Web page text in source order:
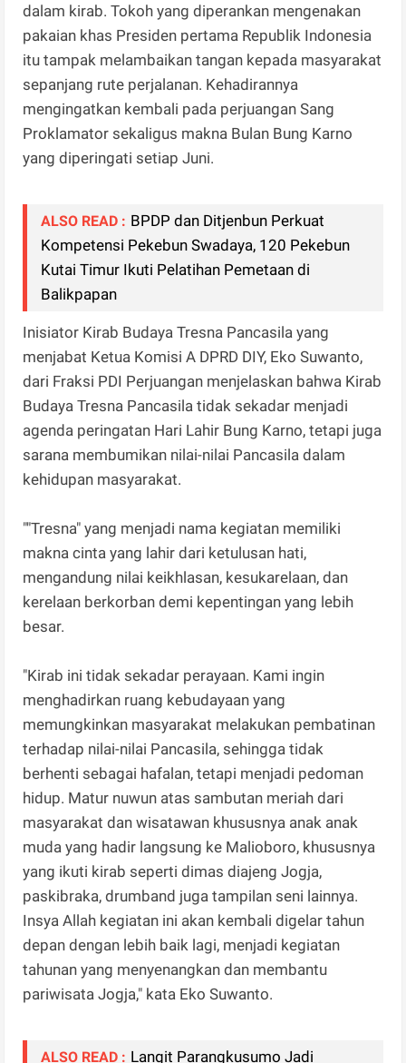
dalam kirab. Tokoh yang diperankan mengenakan
pakaian khas Presiden pertama Republik Indonesia
itu tampak melambaikan tangan kepada masyarakat
sepanjang rute perjalanan. Kehadirannya
mengingatkan kembali pada perjuangan Sang
Proklamator sekaligus makna Bulan Bung Karno
yang diperingati setiap Juni.
ALSO READ : BPDP dan Ditjenbun Perkuat
Kompetensi Pekebun Swadaya, 120 Pekebun
Kutai Timur Ikuti Pelatihan Pemetaan di
Balikpapan
Inisiator Kirab Budaya Tresna Pancasila yang
menjabat Ketua Komisi A DPRD DIY, Eko Suwanto,
dari Fraksi PDI Perjuangan menjelaskan bahwa Kirab
Budaya Tresna Pancasila tidak sekadar menjadi
agenda peringatan Hari Lahir Bung Karno, tetapi juga
sarana membumikan nilai-nilai Pancasila dalam
kehidupan masyarakat.
""Tresna" yang menjadi nama kegiatan memiliki
makna cinta yang lahir dari ketulusan hati,
mengandung nilai keikhlasan, kesukarelaan, dan
kerelaan berkorban demi kepentingan yang lebih
besar.
"Kirab ini tidak sekadar perayaan. Kami ingin
menghadirkan ruang kebudayaan yang
memungkinkan masyarakat melakukan pembatinan
terhadap nilai-nilai Pancasila, sehingga tidak
berhenti sebagai hafalan, tetapi menjadi pedoman
hidup. Matur nuwun atas sambutan meriah dari
masyarakat dan wisatawan khususnya anak anak
muda yang hadir langsung ke Malioboro, khususnya
yang ikuti kirab seperti dimas diajeng Jogja,
paskibraka, drumband juga tampilan seni lainnya.
Insya Allah kegiatan ini akan kembali digelar tahun
depan dengan lebih baik lagi, menjadi kegiatan
tahunan yang menyenangkan dan membantu
pariwisata Jogja," kata Eko Suwanto.
ALSO READ : Langit Parangkusumo Jadi